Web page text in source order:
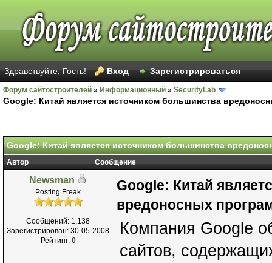
Здравствуйте, Гость! Вход Зарегистрироваться
Форум сайтостроителей » Информационный » SecurityLab
Google: Китай является источником большинства
Google: Китай является источником большинства
Автор Сообщение
Newsman
Posting Freak
Сообщений: 1,138
Зарегистрирован: 30-05-2008
Рейтинг: 0
Google: Китай
вредоносных
Компания Google
сайтов,